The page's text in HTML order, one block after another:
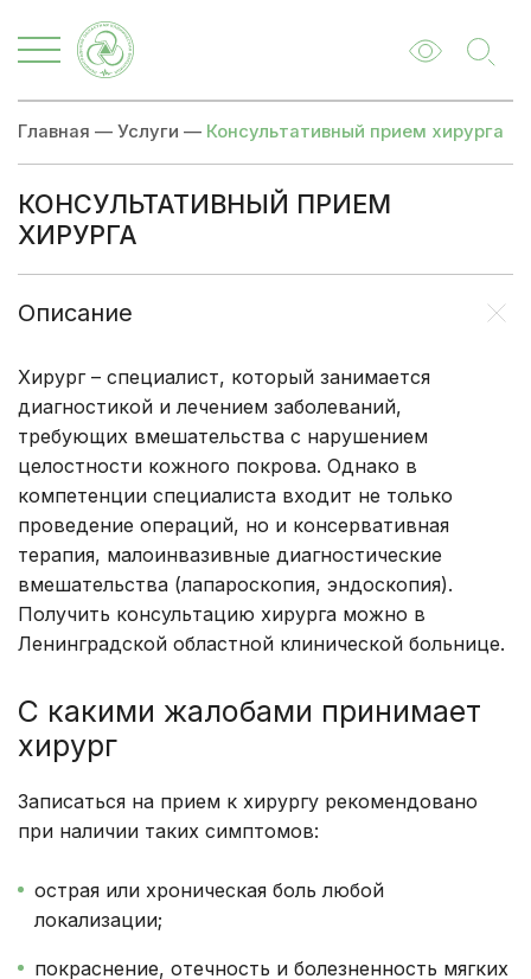
Главная — Услуги — Консультативный прием хирурга
КОНСУЛЬТАТИВНЫЙ ПРИЕМ
ХИРУРГА
Описание
Описание
Хирург – специалист, который занимается
диагностикой и лечением заболеваний,
требующих вмешательства с нарушением
целостности кожного покрова. Однако в
компетенции специалиста входит не только
проведение операций, но и консервативная
терапия, малоинвазивные диагностические
вмешательства (лапароскопия, эндоскопия).
Получить консультацию хирурга можно в
Ленинградской областной клинической больнице.
С какими жалобами принимает
хирург
Записаться на прием к хирургу рекомендовано
при наличии таких симптомов:
острая или хроническая боль любой
локализации;
покраснение, отечность и болезненность мягких